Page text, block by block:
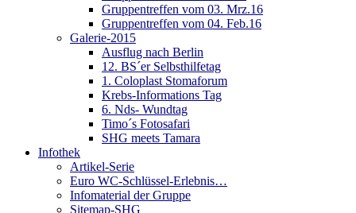
Gruppentreffen vom 03. Mrz.16
Gruppentreffen vom 04. Feb.16
Galerie-2015
Ausflug nach Berlin
12. BS´er Selbsthilfetag
1. Coloplast Stomaforum
Krebs-Informations Tag
6. Nds- Wundtag
Timo´s Fotosafari
SHG meets Tamara
Infothek
Artikel-Serie
Euro WC-Schlüssel-Erlebnis…
Infomaterial der Gruppe
Sitemap-SHG